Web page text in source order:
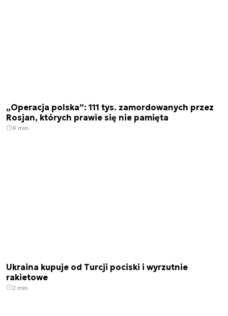
„Operacja polska”: 111 tys. zamordowanych przez
Rosjan, których prawie się nie pamięta
9 min.
Ukraina kupuje od Turcji pociski i wyrzutnie
rakietowe
2 min.